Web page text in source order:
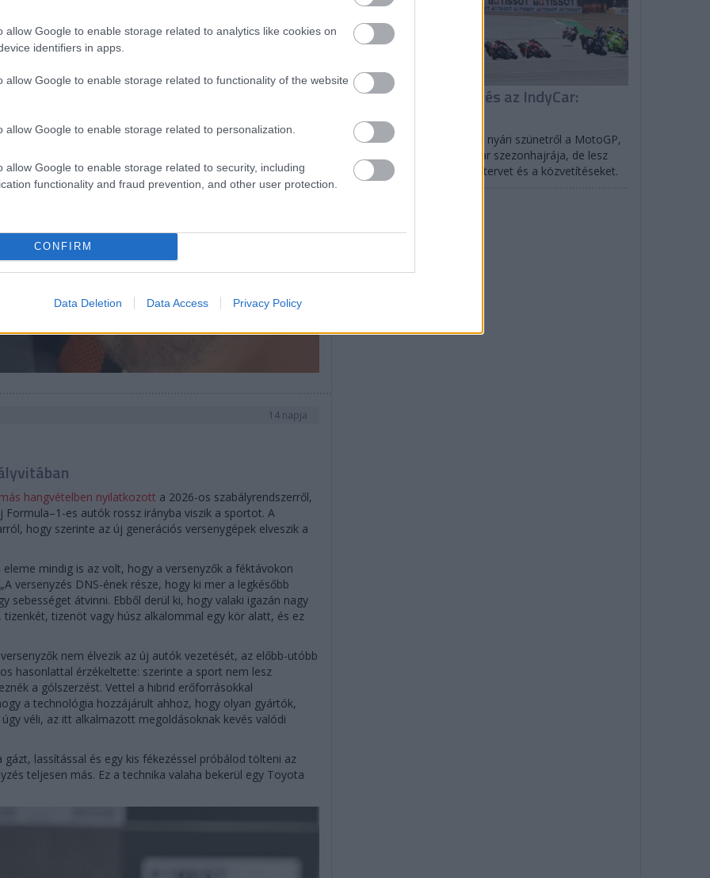
allow Google to enable storage related to analytics like cookies on
identifiers in apps.
allow Google to enable storage related to functionality of the website
allow Google to enable storage related to personalization.
allow Google to enable storage related to security, including
functionality and fraud prevention, and other user protection.
CONFIRM
Data Deletion Data Access Privacy Policy
14 napja
hangvételben nyilatkozott a 2026-os szabályrendszerről,
es autók rossz irányba viszik a sportot. A
hogy szerinte az új generációs versenygépek elveszik a
mindig is az volt, hogy a versenyzők a féktávokon
versenyzés DNS-ének része, hogy ki mer a legkésőbb
sebességet átvinni. Ebből derül ki, hogy valaki igazán nagy
tizenöt vagy húsz alkalommal egy kör alatt, és ez
nem élvezik az új autók vezetését, az előbb-utóbb
hasonlattal érzékeltette: szerinte a sport nem lesz
a gólszerzést. Vettel a hibrid erőforrásokkal
a technológia hozzájárult ahhoz, hogy olyan gyártók,
véli, az itt alkalmazott megoldásoknak kevés valódi
lassítással és egy kis fékezéssel próbálod tölteni az
teljesen más. Ez a technika valaha bekerül egy Toyota
Visszatér a MotoGP és az IndyCar:
menetrend
Silverstone-ban tér vissza a nyári szünetről a MotoGP,
Portlandban indul az IndyCar szezonhajrája, de lesz
NASCAR is: mutatjuk az időtervet és a közvetítéseket.